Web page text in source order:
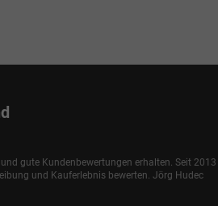
gute Kundenbewertungen erhalten. Seit 2013
und Kauferlebnis bewerten. Jörg Hudec